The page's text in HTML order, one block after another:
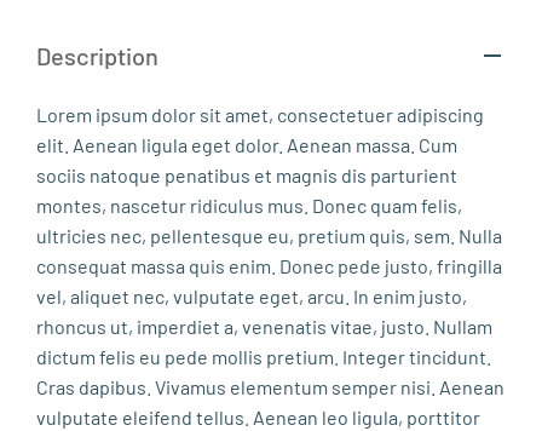
Description
Lorem ipsum dolor sit amet, consectetuer adipiscing
elit. Aenean ligula eget dolor. Aenean massa. Cum
sociis natoque penatibus et magnis dis parturient
montes, nascetur ridiculus mus. Donec quam felis,
ultricies nec, pellentesque eu, pretium quis, sem. Nulla
consequat massa quis enim. Donec pede justo, fringilla
vel, aliquet nec, vulputate eget, arcu. In enim justo,
rhoncus ut, imperdiet a, venenatis vitae, justo. Nullam
dictum felis eu pede mollis pretium. Integer tincidunt.
Cras dapibus. Vivamus elementum semper nisi. Aenean
vulputate eleifend tellus. Aenean leo ligula, porttitor